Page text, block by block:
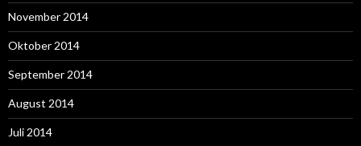
November 2014
Oktober 2014
September 2014
August 2014
Juli 2014